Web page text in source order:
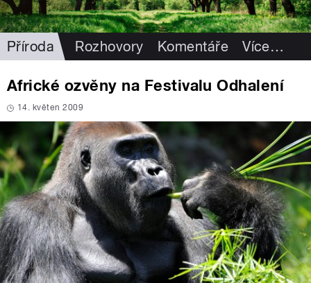
Příroda Rozhovory Komentáře Více…
Africké ozvěny na Festivalu Odhalení
14. květen 2009